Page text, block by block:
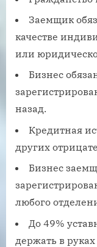
Заемщик
качестве
или
Бизнес
назад.
Кредитная
других
Бизнес
любого
До 49%
держать в